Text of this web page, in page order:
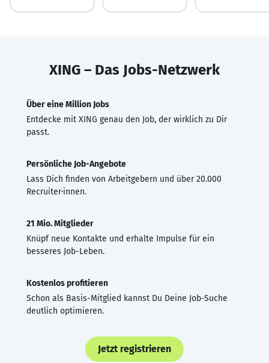
XING – Das Jobs-Netzwerk
Über eine Million Jobs
Entdecke mit XING genau den Job, der wirklich zu Dir
passt.
Persönliche Job-Angebote
Lass Dich finden von Arbeitgebern und über 20.000
Recruiter·innen.
21 Mio. Mitglieder
Knüpf neue Kontakte und erhalte Impulse für ein
besseres Job-Leben.
Kostenlos profitieren
Schon als Basis-Mitglied kannst Du Deine Job-Suche
deutlich optimieren.
Jetzt registrieren